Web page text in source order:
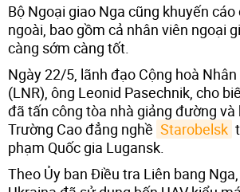
Bộ Ngoại giao Nga cũng khuyến
ngoài, bao gồm cả nhân viên ngoại
càng sớm càng tốt.
Ngày 22/5, lãnh đạo Cộng hoà
(LNR), ông Leonid Pasechnik, cho
đã tấn công tòa nhà giảng đường và
Trường Cao đẳng nghề Starobelsk
phạm Quốc gia Lugansk.
Theo Ủy ban Điều tra Liên bang